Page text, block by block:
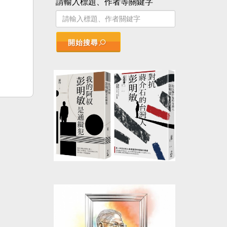
請輸入標題、作者等關鍵字
開始搜尋